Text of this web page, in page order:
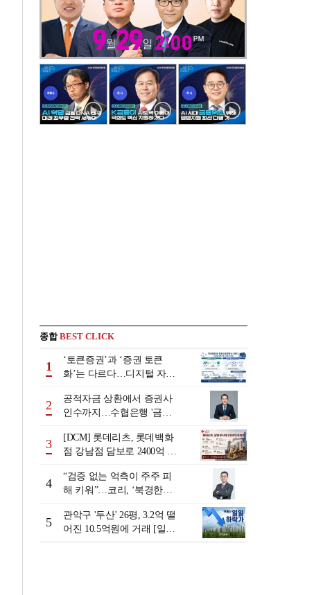
종합BEST CLICK
1
‘토큰증권’과 ‘증권 토큰
화’는 다르다…디지털 자본
2
공적자금 상환에서 증권사
인수까지…수협은행 '금융
행 금융그룹의 꿈①]
3
[DCM] 롯데리츠, 롯데백화
점 강남점 담보로 2400억 조
4
“검증 없는 억측이 주주 피
해 키워”…코리, ‘북경한미
5
관악구 '두산' 26평, 3.2억 떨
어진 10.5억원에 거래 [일일
하락가]